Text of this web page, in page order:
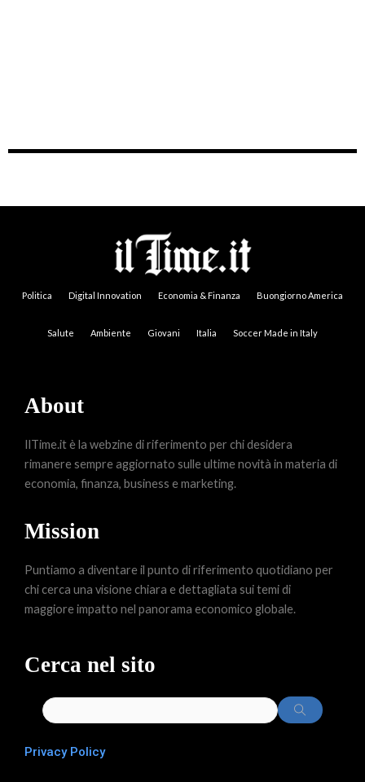
Politica Digital Innovation Economia & Finanza Buongiorno America
Salute Ambiente Giovani Italia Soccer Made in Italy
About
IlTime.it è la webzine di riferimento per chi desidera
rimanere sempre aggiornato sulle ultime novità in materia di
economia, finanza, business e marketing.
Mission
Puntiamo a diventare il punto di riferimento quotidiano per
chi cerca una visione chiara e dettagliata sui temi di
maggiore impatto nel panorama economico globale.
Cerca nel sito
Privacy Policy